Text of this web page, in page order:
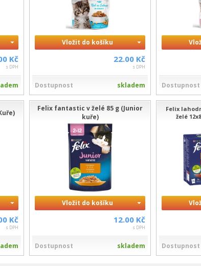
Kč
s DPH
Vložit do košíku
22.00 Kč
s DPH
Dostupnost skladem Dostupnost
Kč
s DPH
Felix fantastic v želé 85 g (Junior
kuře)
Vložit do košíku
12.00 Kč
s DPH
Dostupnost skladem
Felix
želé
Dostupnost